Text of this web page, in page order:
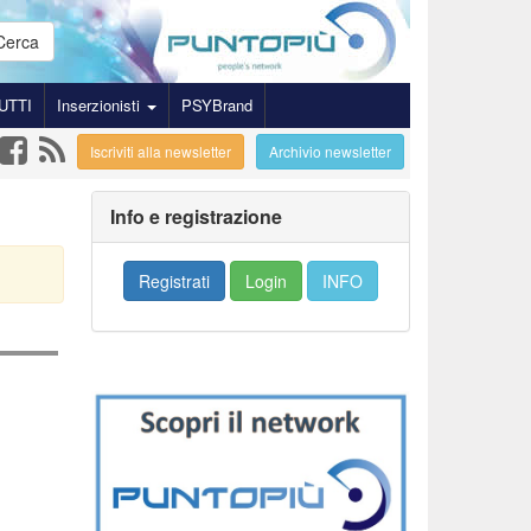
Inserzionisti PSYBrand
Archivio newsletter
Iscriviti alla newsletter
Info e registrazione
Registrati Login INFO